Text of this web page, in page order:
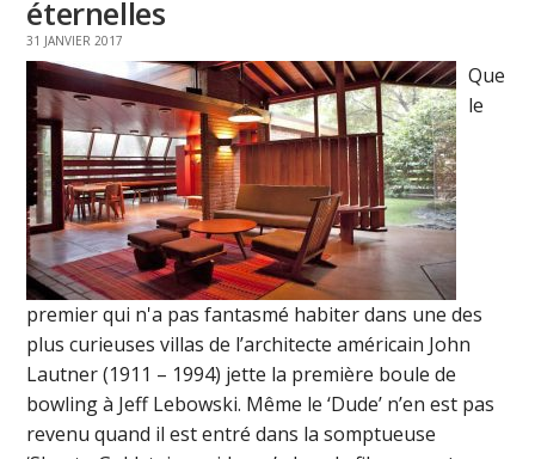
éternelles
31 JANVIER 2017
Que
le
premier qui n'a pas fantasmé habiter dans une des
plus curieuses villas de l’architecte américain John
Lautner (1911 – 1994) jette la première boule de
bowling à Jeff Lebowski. Même le ‘Dude’ n’en est pas
revenu quand il est entré dans la somptueuse